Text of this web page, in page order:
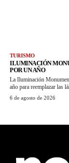
TURISMO
ILUMINACIÓN
POR UN AÑO
La Iluminación
año para reemplazar las
6 de agosto de 2026